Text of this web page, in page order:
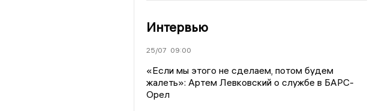
Интервью
25/07 09:00
«Если мы этого не сделаем, потом будем
жалеть»: Артем Левковский о службе в БАРС-
Орел